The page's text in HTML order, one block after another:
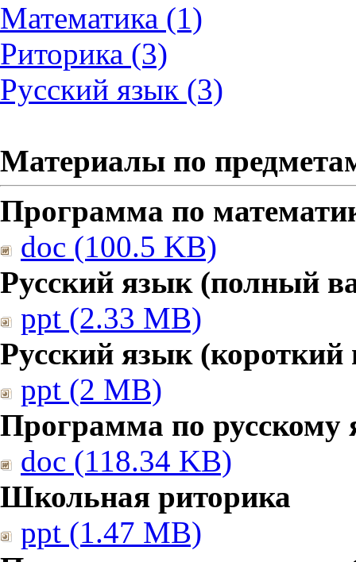
Математика (1)
Риторика (3)
Русский язык (3)
Материалы по
Программа по
doc (100.5 KB)
Русский язык (полный
ppt (2.33 MB)
Русский язык (короткий
ppt (2 MB)
Программа по русскому
doc (118.34 KB)
Школьная риторика
ppt (1.47 MB)